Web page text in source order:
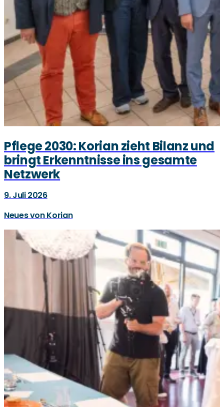
Pflege 2030: Korian zieht Bilanz und
bringt Erkenntnisse ins gesamte
Netzwerk
9. Juli 2026
Neues von Korian